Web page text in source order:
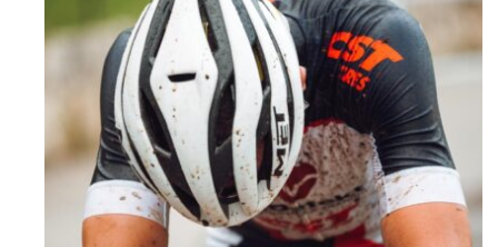
si
robil
v zime!